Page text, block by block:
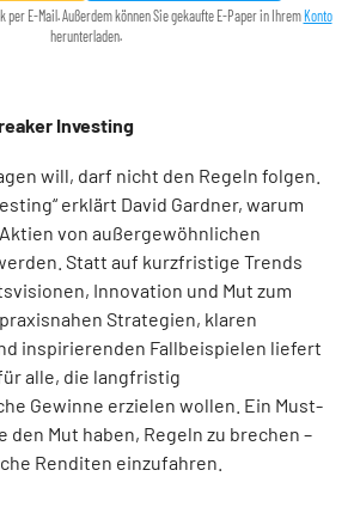
per E-Mail. Außerdem können Sie gekaufte E-Paper in Ihrem Konto
herunterladen.
Investing
will, darf nicht den Regeln folgen.
erklärt David Gardner, warum
von außer­gewöhnlichen
Statt auf kurzfristige Trends
Innovation und Mut zum
Strategien, klaren
inspirierenden Fallbeispielen liefert
alle, die langfristig
Gewinne erzielen wollen. Ein Must-
den Mut haben, Regeln zu brechen –
Renditen einzufahren.